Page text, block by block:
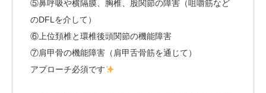
⑤鼻呼吸や横隔膜、胸椎、股関節の障害（咀嚼筋など
のDFLを介して）
⑥上位頚椎と環椎後頭関節の機能障害
⑦肩甲骨の機能障害（肩甲舌骨筋を通じて）
アプローチ必須です